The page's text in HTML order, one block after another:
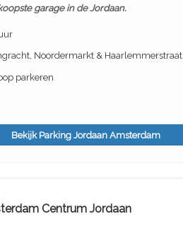
garage in de Jordaan.
Noordermarkt & Haarlemmerstraat
parkeren
Bekijk Parking Jordaan Amsterdam
Centrum Jordaan